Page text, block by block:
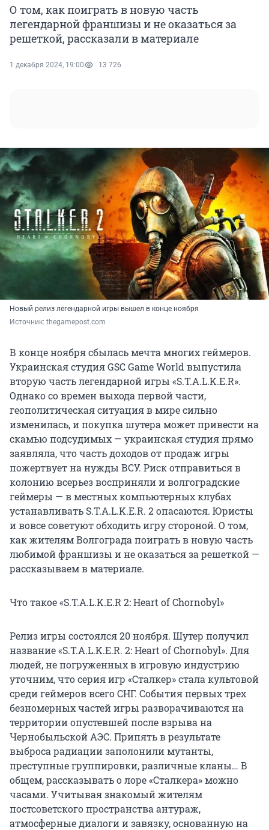
О том, как поиграть в новую часть
легендарной франшизы и не оказаться за
решеткой, рассказали в материале
1 декабря 2024, 19:00 13 726
Новый релиз легендарной игры вышел в конце ноября
Источник: thegamepost.com
В конце ноября сбылась мечта многих геймеров.
Украинская студия GSC Game World выпустила
вторую часть легендарной игры «S.T.A.L.K.E.R».
Однако со времен выхода первой части,
геополитическая ситуация в мире сильно
изменилась, и покупка шутера может привести на
скамью подсудимых — украинская студия прямо
заявляла, что часть доходов от продаж игры
пожертвует на нужды ВСУ. Риск отправиться в
колонию всерьез восприняли и волгоградские
геймеры — в местных компьютерных клубах
устанавливать S.T.A.L.K.E.R. 2 опасаются. Юристы
и вовсе советуют обходить игру стороной. О том,
как жителям Волгограда поиграть в новую часть
любимой франшизы и не оказаться за решеткой —
рассказываем в материале.
Что такое «S.T.A.L.K.E.R 2: Heart of Chornobyl»
Релиз игры состоялся 20 ноября. Шутер получил
название «S.T.A.L.K.E.R. 2: Heart of Chornobyl». Для
людей, не погруженных в игровую индустрию
уточним, что серия игр «Сталкер» стала культовой
среди геймеров всего СНГ. События первых трех
безномерных частей игры разворачиваются на
территории опустевшей после взрыва на
Чернобыльской АЭС. Припять в результате
выброса радиации заполонили мутанты,
преступные группировки, различные кланы… В
общем, рассказывать о лоре «Сталкера» можно
часами. Учитывая знакомый жителям
постсоветского пространства антураж,
атмосферные диалоги и завязку, основанную на